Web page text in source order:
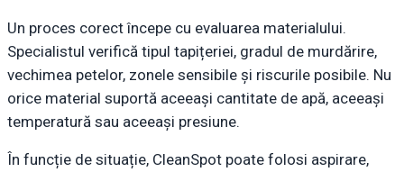
Un proces corect începe cu evaluarea materialului.
Specialistul verifică tipul tapițeriei, gradul de murdărire,
vechimea petelor, zonele sensibile și riscurile posibile. Nu
orice material suportă aceeași cantitate de apă, aceeași
temperatură sau aceeași presiune.
În funcție de situație, CleanSpot poate folosi aspirare,